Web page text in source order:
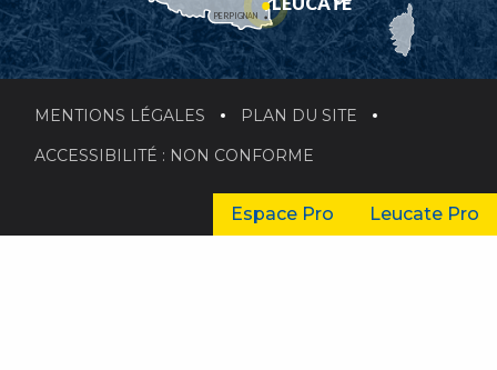
PERPIGNAN
MENTIONS LÉGALES PLAN DU SITE
ACCESSIBILITÉ : NON CONFORME
Espace Pro Leucate Pro